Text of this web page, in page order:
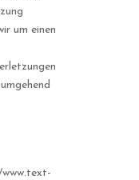
um einen